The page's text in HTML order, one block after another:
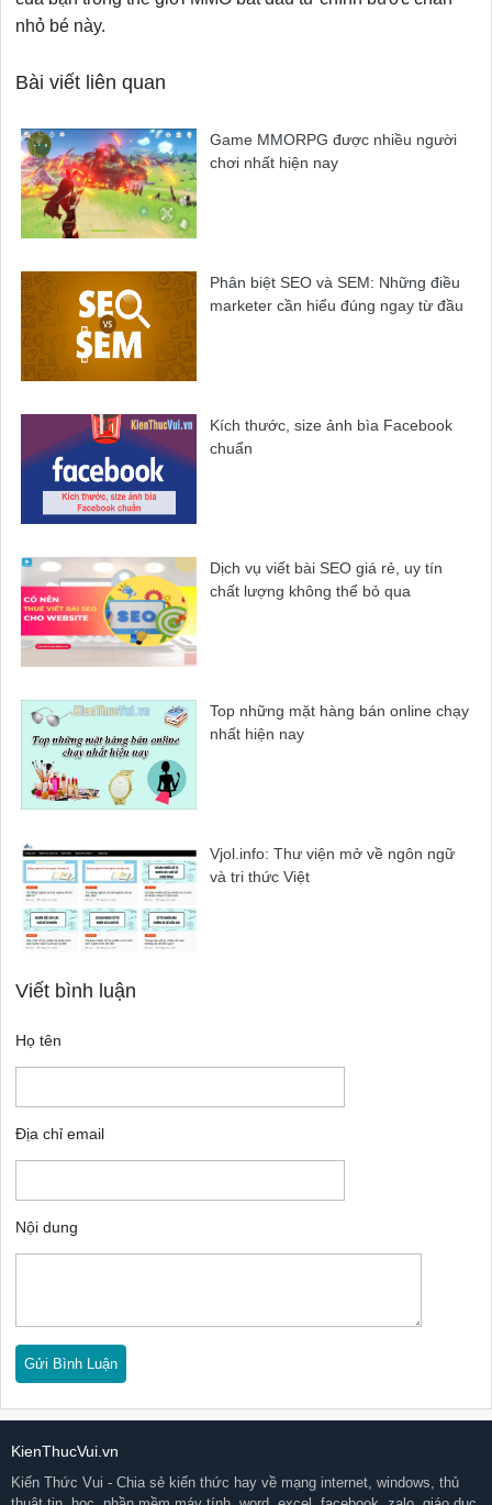
nhỏ bé này.
Bài viết liên quan
Game MMORPG được nhiều người
chơi nhất hiện nay
Phân biệt SEO và SEM: Những điều
marketer cần hiểu đúng ngay từ đầu
Kích thước, size ảnh bìa Facebook
chuẩn
Dịch vụ viết bài SEO giá rẻ, uy tín
chất lượng không thể bỏ qua
Top những mặt hàng bán online chạy
nhất hiện nay
Vjol.info: Thư viện mở về ngôn ngữ
và tri thức Việt
Viết bình luận
Họ tên
Địa chỉ email
Nội dung
KienThucVui.vn
Kiến Thức Vui - Chia sẻ kiến thức hay về mạng internet, windows, thủ